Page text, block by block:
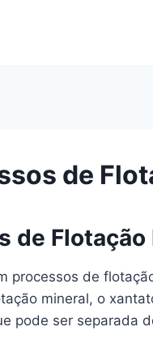
de
de
processos de
mineral, o
pode ser separada